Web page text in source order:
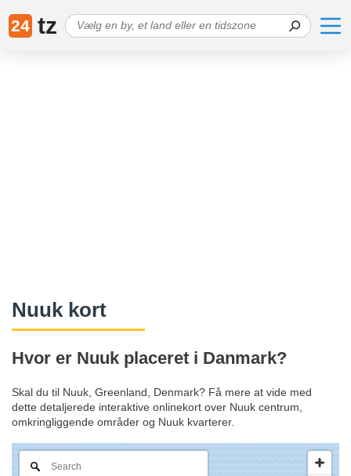
24 tz
Nuuk kort
Hvor er Nuuk placeret i Danmark?
Skal du til Nuuk, Greenland, Denmark? Få mere at vide med
dette detaljerede interaktive onlinekort over Nuuk centrum,
omkringliggende områder og Nuuk kvarterer.